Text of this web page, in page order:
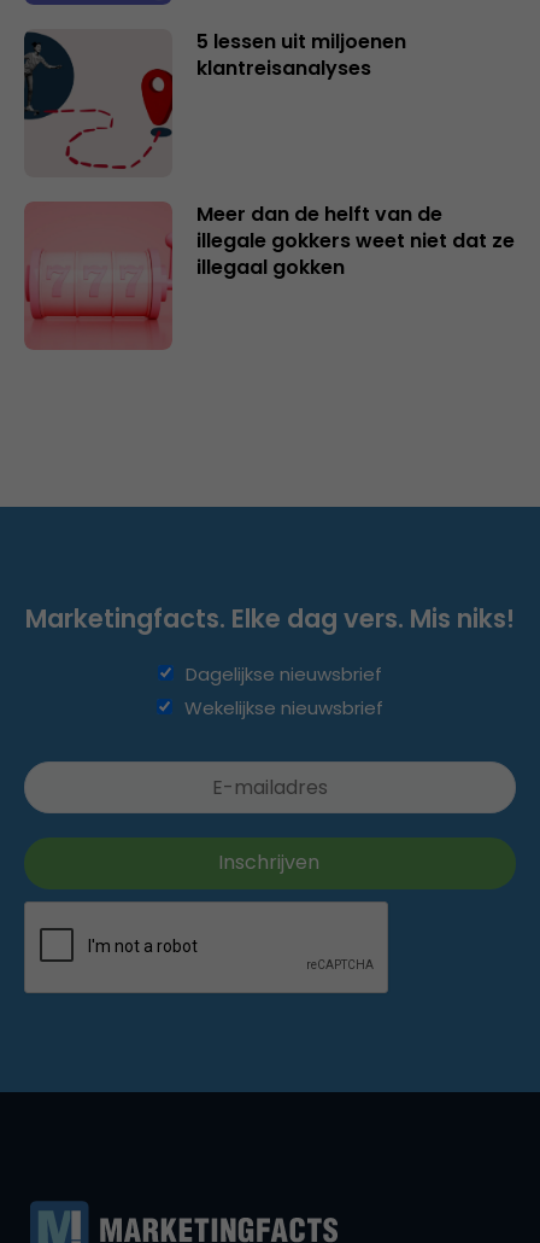
5 lessen uit miljoenen
klantreisanalyses
Meer dan de helft van de
illegale gokkers weet niet dat ze
illegaal gokken
Marketingfacts. Elke dag vers. Mis niks!
Dagelijkse nieuwsbrief
Wekelijkse nieuwsbrief